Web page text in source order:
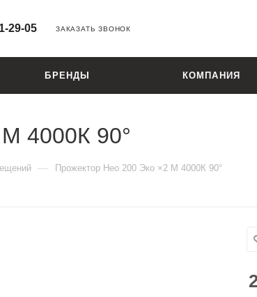
29-05 ЗАКАЗАТЬ ЗВОНОК
БРЕНДЫ КОМПАНИЯ
4000К 90°
— Прожектор Нео 200 Эко ×2 M 4000К 90°